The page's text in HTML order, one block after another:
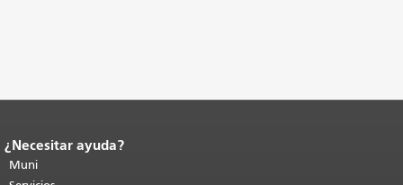
Fin del contenido de la página.
de esta página se repite en todas las
¿Necesitar ayuda?
Muni